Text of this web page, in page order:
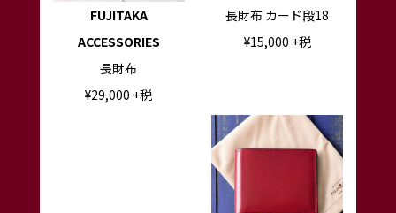
FUJITAKA
ACCESSORIES
長財布
¥29,000 +税
長財布 カード段18
¥15,000 +税